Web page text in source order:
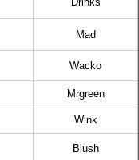
Mad
Wacko
Mrgreen
Wink
Blush